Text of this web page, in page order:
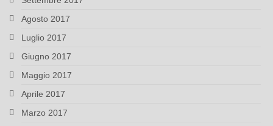
Agosto 2017
Luglio 2017
Giugno 2017
Maggio 2017
Aprile 2017
Marzo 2017